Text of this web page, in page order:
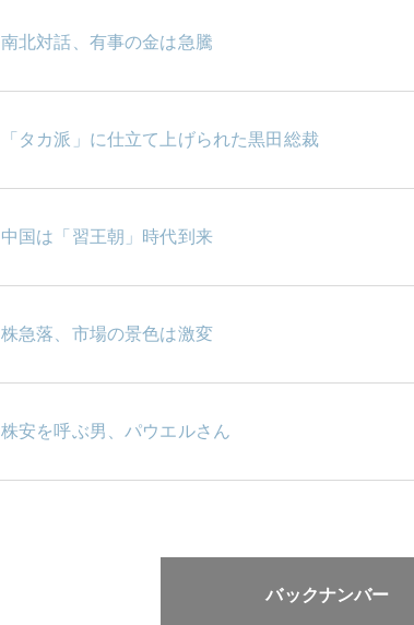
南北対話、有事の金は急騰
「タカ派」に仕立て上げられた黒田総裁
中国は「習王朝」時代到来
株急落、市場の景色は激変
株安を呼ぶ男、パウエルさん
バックナンバー